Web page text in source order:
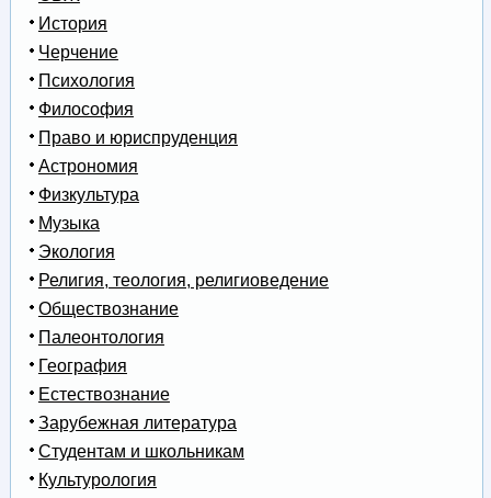
История
Черчение
Психология
Философия
Право и юриспруденция
Астрономия
Физкультура
Музыка
Экология
Религия, теология, религиоведение
Обществознание
Палеонтология
География
Естествознание
Зарубежная литература
Студентам и школьникам
Культурология